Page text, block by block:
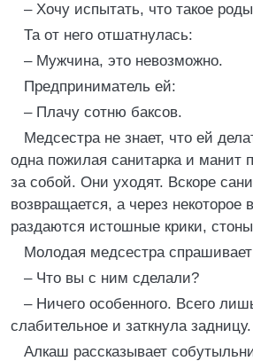
– Хочу испытать, что такое
Та от него отшатнулась:
– Мужчина, это невозможно.
Предприниматель ей:
– Плачу сотню баксов.
Медсестра не знает, что ей
одна пожилая санитарка и манит
за собой. Они уходят. Вскоре
возвращается, а через некоторое
раздаются истошные крики,
Молодая медсестра
– Что вы с ним сделали?
– Ничего особенного. Всего
слабительное и заткнула задницу.
Алкаш рассказывает